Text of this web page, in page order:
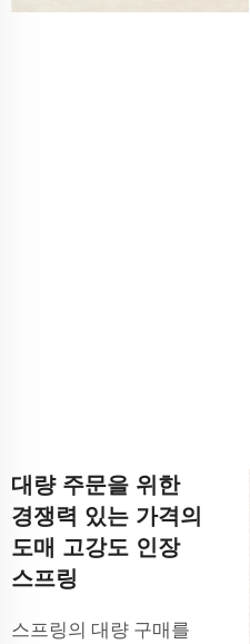
대량 주문을 위한
경쟁력 있는 가격의
도매 고강도 인장
스프링
스프링의 대량 구매를